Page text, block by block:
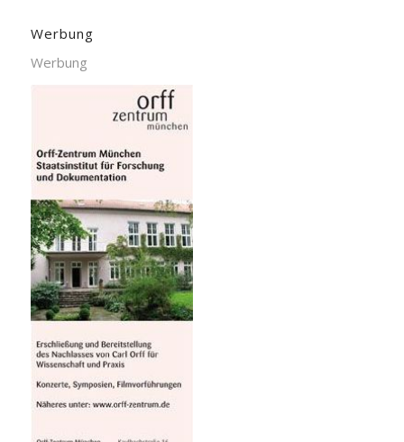
Werbung
Werbung